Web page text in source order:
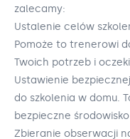
zalecamy:
Ustalenie celów
Pomoże to trenerowi
Twoich potrzeb i
Ustawienie
do szkolenia w domu.
bezpieczne
Zbieranie obserwacji